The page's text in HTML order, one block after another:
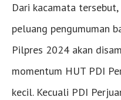
Dari kacamata
peluang pengumuman
Pilpres 2024 akan
momentum HUT PDI
kecil. Kecuali PDI